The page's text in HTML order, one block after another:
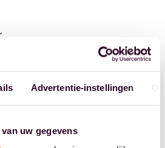
Advertentie-instellingen
uw gegevens